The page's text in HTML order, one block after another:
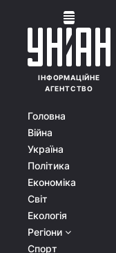
ІНФОРМАЦІЙНЕ
АГЕНТСТВО
Головна
Війна
Україна
Політика
Економіка
Світ
Екологія
Регіони
Спорт